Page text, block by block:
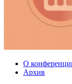
О
Архив